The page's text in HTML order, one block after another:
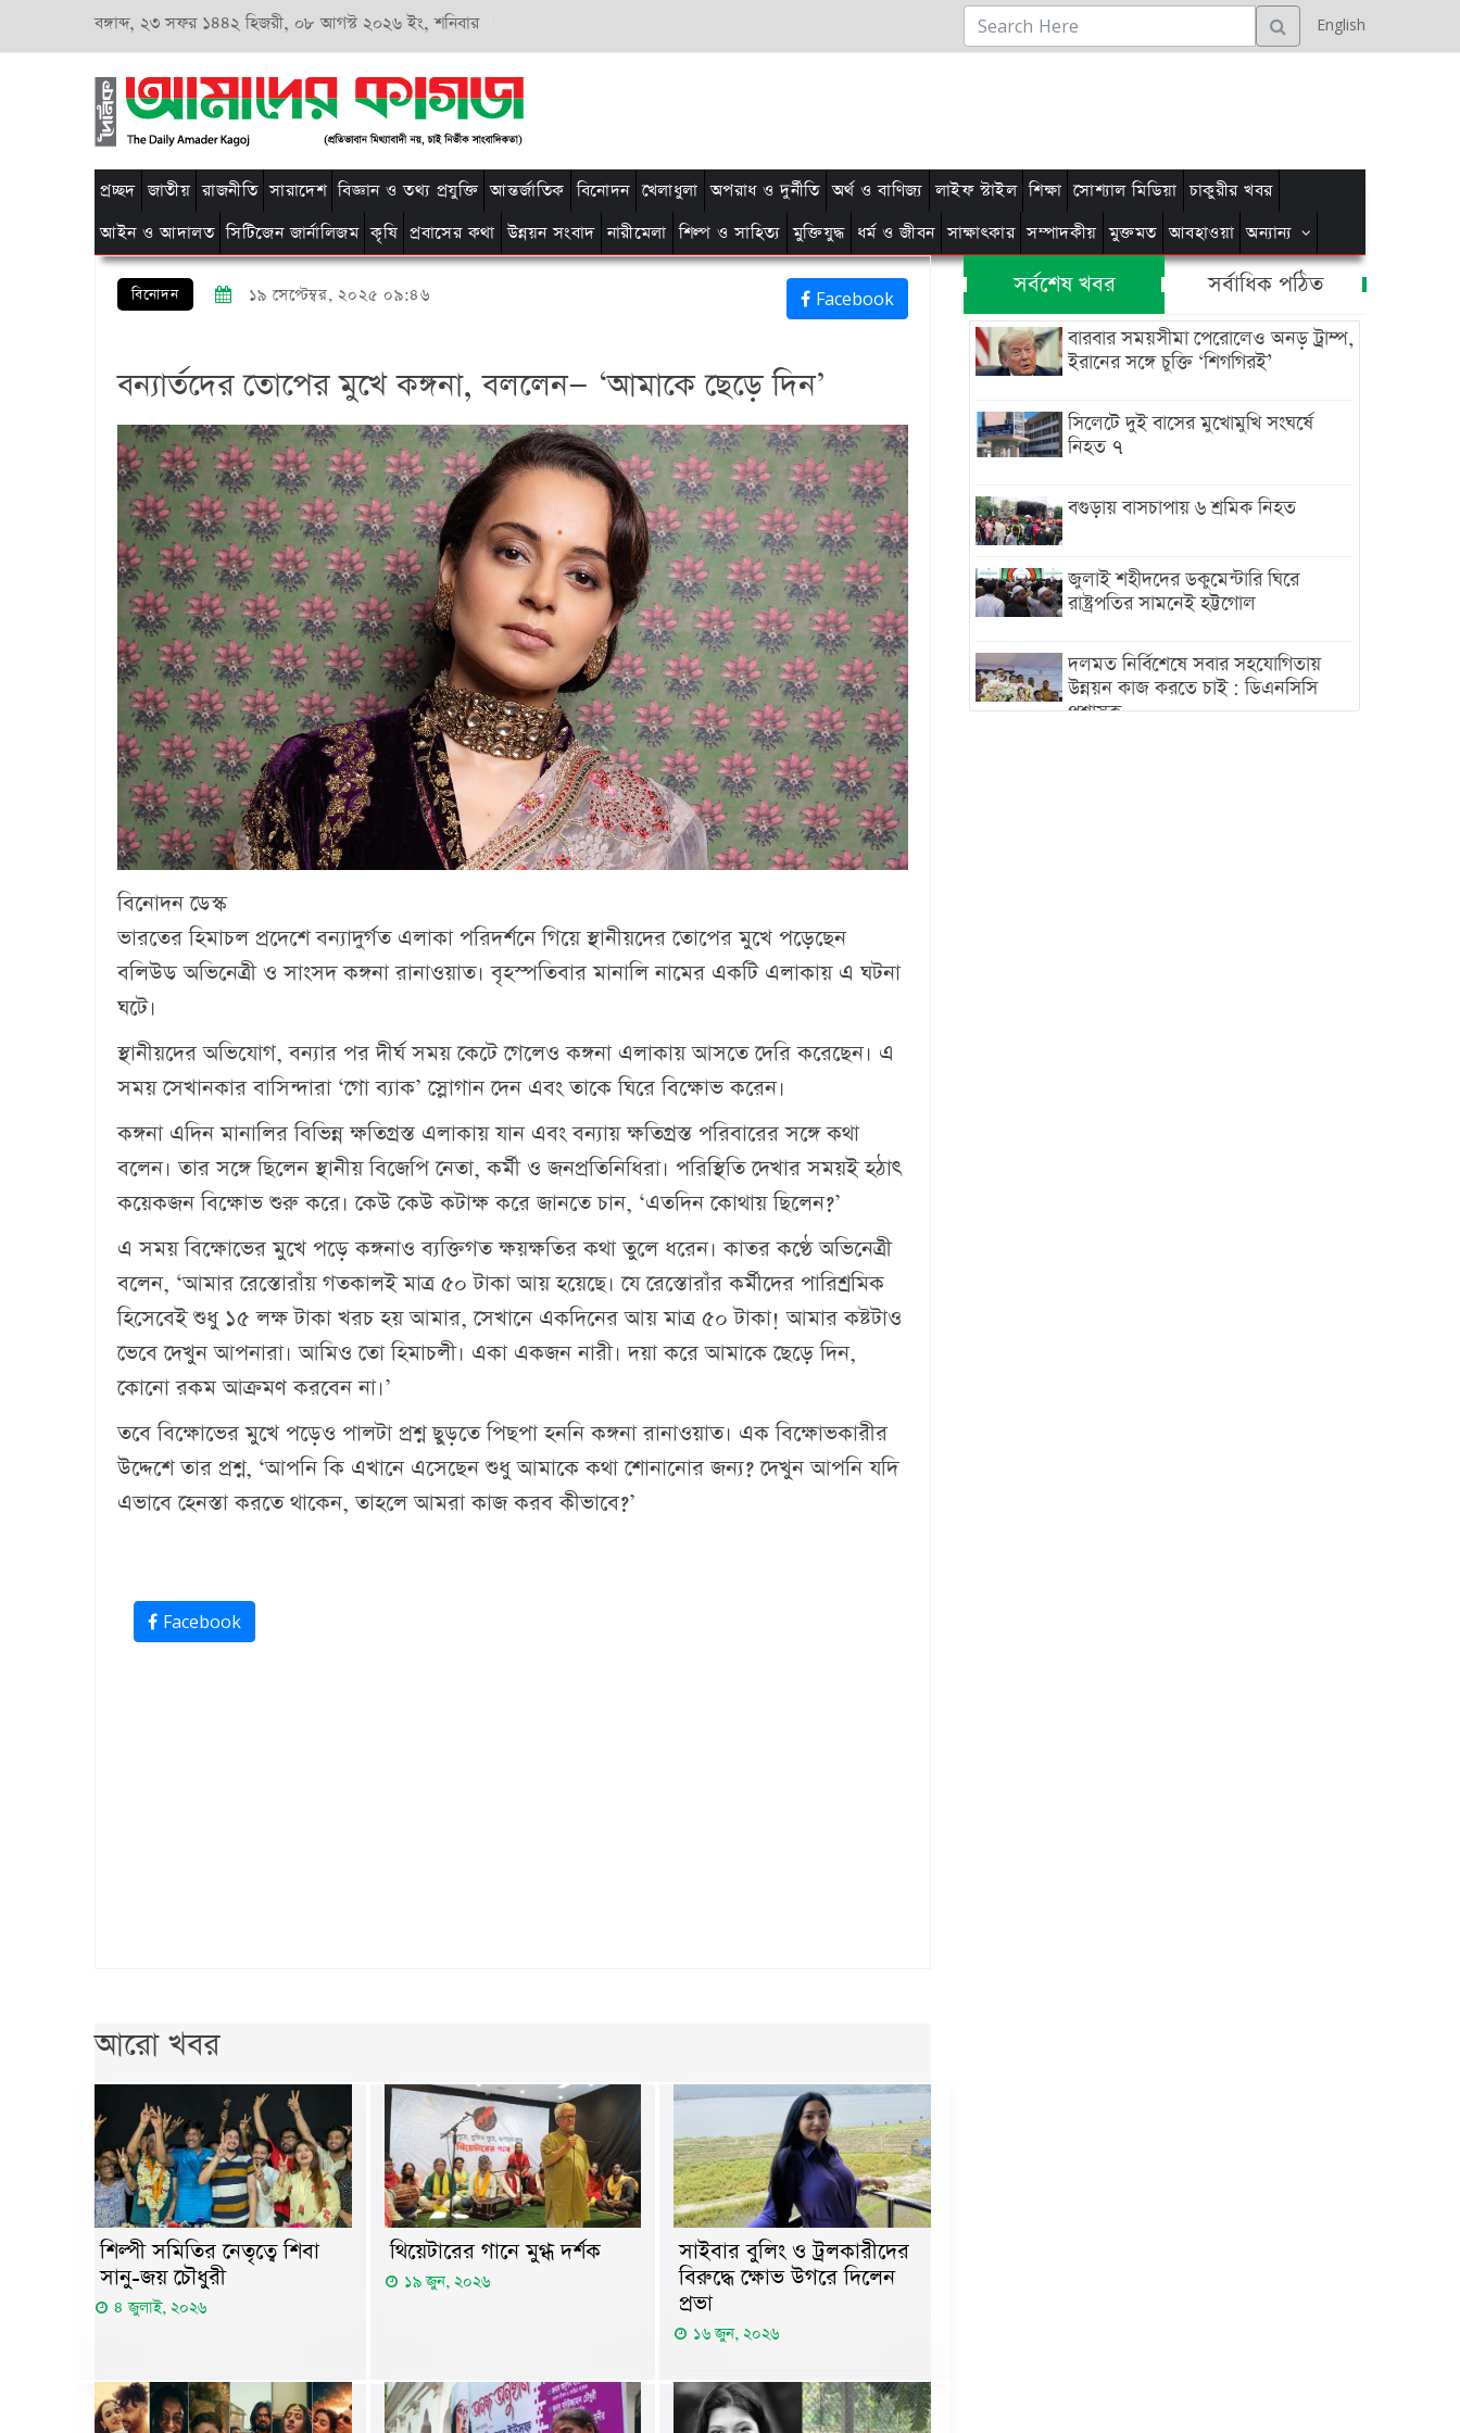
বঙ্গাব্দ, ২৩ সফর ১৪৪২ হিজরী, ০৮ আগস্ট ২০২৬ ইং, শনিবার English
প্রচ্ছদ জাতীয় রাজনীতি সারাদেশ বিজ্ঞান ও তথ্য প্রযুক্তি আন্তর্জাতিক বিনোদন খেলাধুলা অপরাধ ও দুর্নীতি অর্থ ও বাণিজ্য লাইফ স্টাইল শিক্ষা সোশ্যাল মিডিয়া চাকুরীর খবর
আইন ও আদালত সিটিজেন জার্নালিজম কৃষি প্রবাসের কথা উন্নয়ন সংবাদ নারীমেলা শিল্প ও সাহিত্য মুক্তিযুদ্ধ ধর্ম ও জীবন সাক্ষাৎকার সম্পাদকীয় মুক্তমত আবহাওয়া অন্যান্য
বিনোদন ১৯ সেপ্টেম্বর, ২০২৫ ০৯:৪৬ Facebook
বন্যার্তদের তোপের মুখে কঙ্গনা, বললেন— ‘আমাকে ছেড়ে দিন’
বিনোদন ডেস্ক
ভারতের হিমাচল প্রদেশে বন্যাদুর্গত এলাকা পরিদর্শনে গিয়ে স্থানীয়দের তোপের মুখে পড়েছেন
বলিউড অভিনেত্রী ও সাংসদ কঙ্গনা রানাওয়াত। বৃহস্পতিবার মানালি নামের একটি এলাকায় এ ঘটনা
ঘটে।
স্থানীয়দের অভিযোগ, বন্যার পর দীর্ঘ সময় কেটে গেলেও কঙ্গনা এলাকায় আসতে দেরি করেছেন। এ
সময় সেখানকার বাসিন্দারা ‘গো ব্যাক’ স্লোগান দেন এবং তাকে ঘিরে বিক্ষোভ করেন।
কঙ্গনা এদিন মানালির বিভিন্ন ক্ষতিগ্রস্ত এলাকায় যান এবং বন্যায় ক্ষতিগ্রস্ত পরিবারের সঙ্গে কথা
বলেন। তার সঙ্গে ছিলেন স্থানীয় বিজেপি নেতা, কর্মী ও জনপ্রতিনিধিরা। পরিস্থিতি দেখার সময়ই হঠাৎ
কয়েকজন বিক্ষোভ শুরু করে। কেউ কেউ কটাক্ষ করে জানতে চান, ‘এতদিন কোথায় ছিলেন?’
এ সময় বিক্ষোভের মুখে পড়ে কঙ্গনাও ব্যক্তিগত ক্ষয়ক্ষতির কথা তুলে ধরেন। কাতর কণ্ঠে অভিনেত্রী
বলেন, ‘আমার রেস্তোরাঁয় গতকালই মাত্র ৫০ টাকা আয় হয়েছে। যে রেস্তোরাঁর কর্মীদের পারিশ্রমিক
হিসেবেই শুধু ১৫ লক্ষ টাকা খরচ হয় আমার, সেখানে একদিনের আয় মাত্র ৫০ টাকা! আমার কষ্টটাও
ভেবে দেখুন আপনারা। আমিও তো হিমাচলী। একা একজন নারী। দয়া করে আমাকে ছেড়ে দিন,
কোনো রকম আক্রমণ করবেন না।’
তবে বিক্ষোভের মুখে পড়েও পালটা প্রশ্ন ছুড়তে পিছপা হননি কঙ্গনা রানাওয়াত। এক বিক্ষোভকারীর
উদ্দেশে তার প্রশ্ন, ‘আপনি কি এখানে এসেছেন শুধু আমাকে কথা শোনানোর জন্য? দেখুন আপনি যদি
এভাবে হেনস্তা করতে থাকেন, তাহলে আমরা কাজ করব কীভাবে?’
Facebook
আরো খবর
শিল্পী সমিতির নেতৃত্বে শিবা
সানু-জয় চৌধুরী
৪ জুলাই, ২০২৬
থিয়েটারের গানে মুগ্ধ দর্শক
১৯ জুন, ২০২৬
সাইবার বুলিং ও ট্রলকারীদের
বিরুদ্ধে ক্ষোভ উগরে দিলেন
প্রভা
১৬ জুন, ২০২৬
সর্বশেষ খবর সর্বাধিক পঠিত
বারবার সময়সীমা পেরোলেও অনড় ট্রাম্প,
ইরানের সঙ্গে চুক্তি ‘শিগগিরই’
সিলেটে দুই বাসের মুখোমুখি সংঘর্ষে
নিহত ৭
বগুড়ায় বাসচাপায় ৬ শ্রমিক নিহত
জুলাই শহীদদের ডকুমেন্টারি ঘিরে
রাষ্ট্রপতির সামনেই হট্টগোল
দলমত নির্বিশেষে সবার সহযোগিতায়
উন্নয়ন কাজ করতে চাই : ডিএনসিসি
প্রশাসক